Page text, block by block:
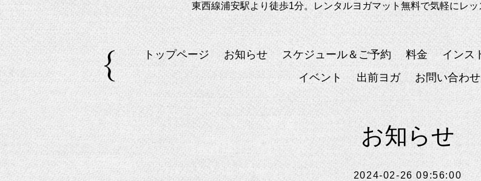
東西線浦安駅より徒歩1分。レンタルヨガマット無料で気軽にレッ
トップページ お知らせ スケジュール＆ご予約 料金 インス
イベント
出前ヨガ お問い合わせ
お知らせ
2024-02-26 09:56:00